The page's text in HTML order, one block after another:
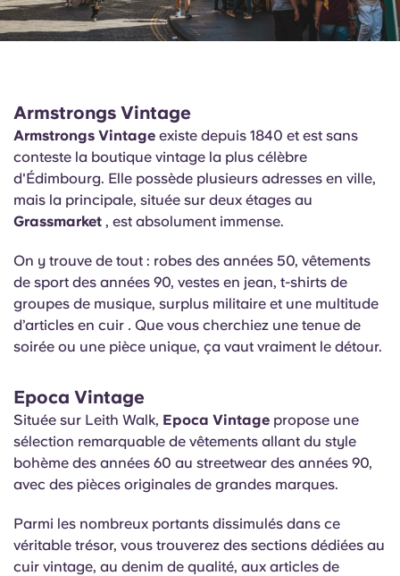
Armstrongs Vintage
Armstrongs Vintage existe depuis 1840 et est sans
conteste la boutique vintage la plus célèbre
d'Édimbourg. Elle possède plusieurs adresses en ville,
mais la principale, située sur deux étages au
Grassmarket , est absolument immense.
On y trouve de tout : robes des années 50, vêtements
de sport des années 90, vestes en jean, t-shirts de
groupes de musique, surplus militaire et une multitude
d’articles en cuir . Que vous cherchiez une tenue de
soirée ou une pièce unique, ça vaut vraiment le détour.
Epoca Vintage
Située sur Leith Walk, Epoca Vintage propose une
sélection remarquable de vêtements allant du style
bohème des années 60 au streetwear des années 90,
avec des pièces originales de grandes marques.
Parmi les nombreux portants dissimulés dans ce
véritable trésor, vous trouverez des sections dédiées au
cuir vintage, au denim de qualité, aux articles de